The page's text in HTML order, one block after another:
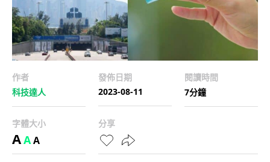
作者
科技達人
發佈日期
2023-08-11
閱讀時間
7分鐘
字體大小
AAA
分享